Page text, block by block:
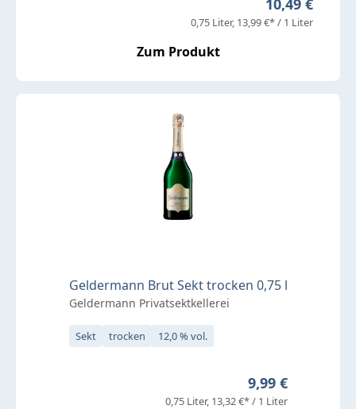
0,75 Liter 13,99 €* / 1 Liter
Zum Produkt
Geldermann Brut Sekt trocken 0,75 l
Geldermann Privatsektkellerei
Sekt trocken 12,0 % vol.
Regulärer Preis:
9,99 €
0,75 Liter 13,32 €* / 1 Liter